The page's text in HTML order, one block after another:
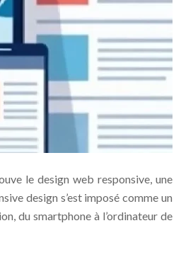
le design web responsive, une
design s’est imposé comme un
du smartphone à l’ordinateur de